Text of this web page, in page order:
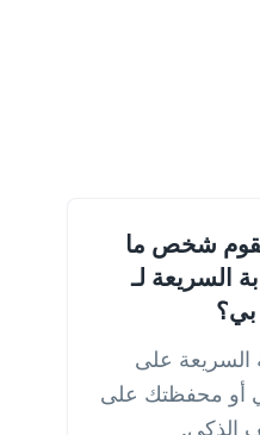
شخص ما
السريعة لـ
السريعة على
أو محفظتك على